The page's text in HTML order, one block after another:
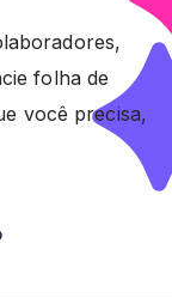
folha de
você precisa,